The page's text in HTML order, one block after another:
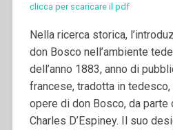
clicca per scaricare il pdf
Nella ricerca storica,
don Bosco nell’ambiente
dell’anno 1883, anno di
francese, tradotta in
opere di don Bosco, da parte
Charles D’Espiney. Il suo